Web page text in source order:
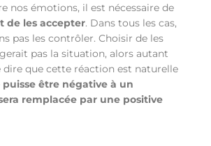
nos émotions, il est nécessaire de
de les accepter. Dans tous les cas,
pas les contrôler. Choisir de les
pas la situation, alors autant
dire que cette réaction est naturelle
puisse être négative à un
remplacée par une positive